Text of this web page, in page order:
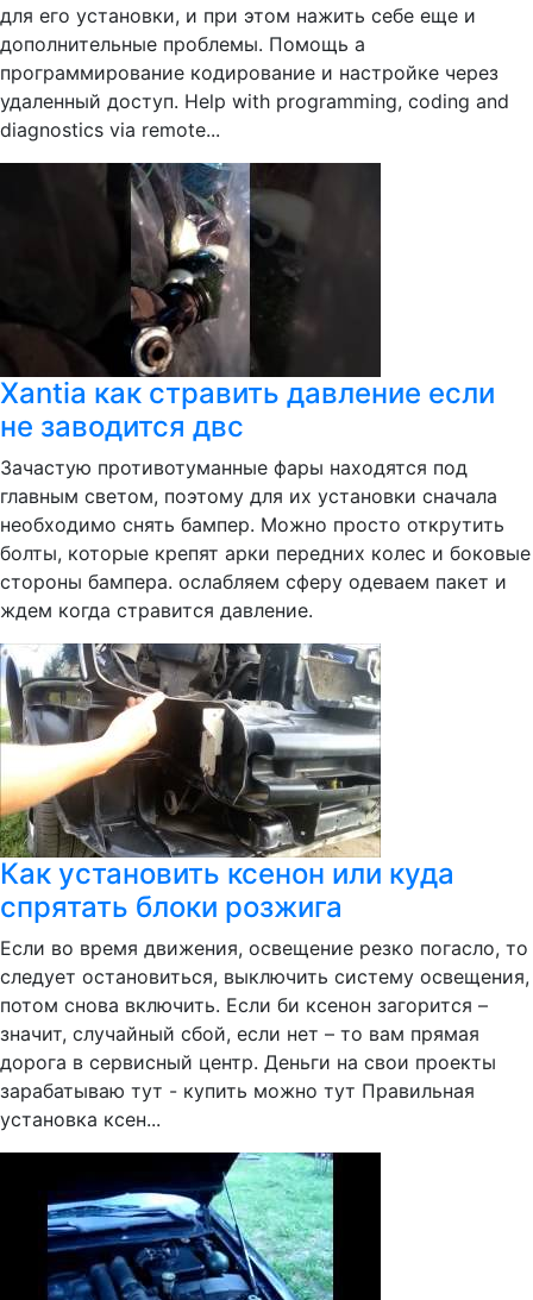
для его установки, и при этом нажить себе еще и
дополнительные проблемы. Помощь а
программирование кодирование и настройке через
удаленный доступ. Help with programming, coding and
diagnostics via remote...
Xantia как стравить давление если
не заводится двс
Зачастую противотуманные фары находятся под
главным светом, поэтому для их установки сначала
необходимо снять бампер. Можно просто открутить
болты, которые крепят арки передних колес и боковые
стороны бампера. ослабляем сферу одеваем пакет и
ждем когда стравится давление.
Как установить ксенон или куда
спрятать блоки розжига
Если во время движения, освещение резко погасло, то
следует остановиться, выключить систему освещения,
потом снова включить. Если би ксенон загорится –
значит, случайный сбой, если нет – то вам прямая
дорога в сервисный центр. Деньги на свои проекты
зарабатываю тут - купить можно тут Правильная
установка ксен...